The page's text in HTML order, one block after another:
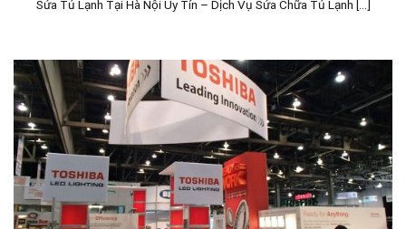
Sửa Tủ Lạnh Tại Hà Nội Uy Tín – Dịch Vụ Sửa Chữa Tủ Lạnh [...]